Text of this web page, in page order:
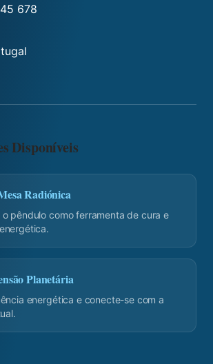
678
Disponíveis
Radiónica
o pêndulo como ferramenta de cura e
Planetária
energética e conecte-se com a